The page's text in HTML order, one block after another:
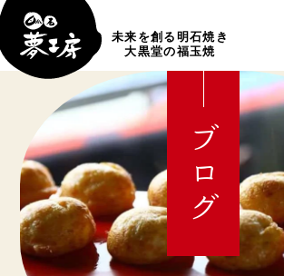
未来を創る明石焼き
大黒堂の福玉焼
ブログ